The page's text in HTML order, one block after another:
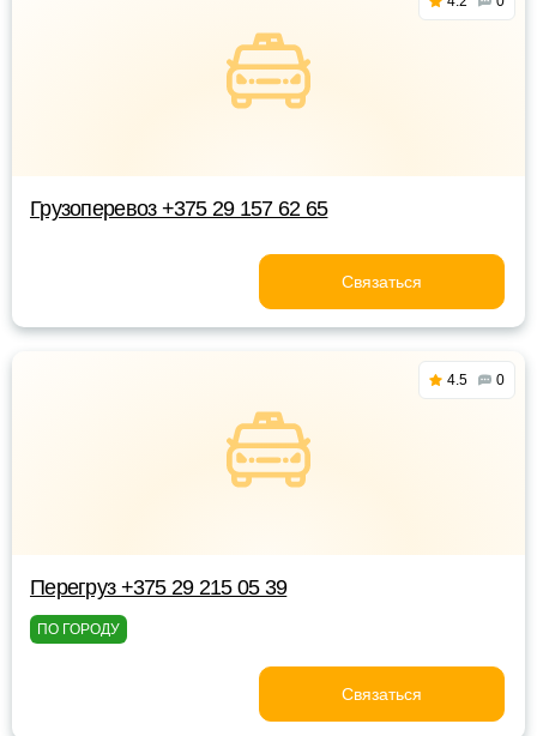
Грузоперевоз +375 29 157 62 65
Связаться
4.5 0
Перегруз +375 29 215 05 39
ПО ГОРОДУ
Связаться